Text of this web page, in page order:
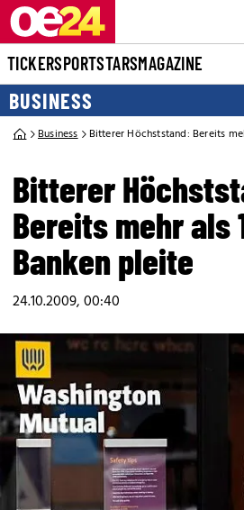
TICKERSPORTSTARSMAGAZINE
BUSINESS
Business Bitterer Höchststand: Bereits
Bitterer
Bereits mehr als
Banken pleite
24.10.2009, 00:40